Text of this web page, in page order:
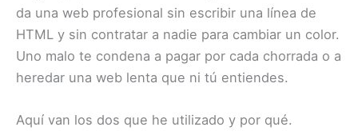
da una web profesional sin escribir una línea de
HTML y sin contratar a nadie para cambiar un color.
Uno malo te condena a pagar por cada chorrada o a
heredar una web lenta que ni tú entiendes.
Aquí van los dos que he utilizado y por qué.